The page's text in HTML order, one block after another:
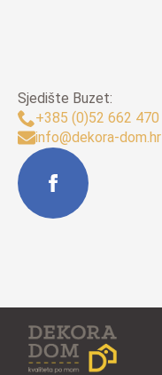
Sjedište Buzet:
+385 (0)52 662 470
info@dekora-dom.hr